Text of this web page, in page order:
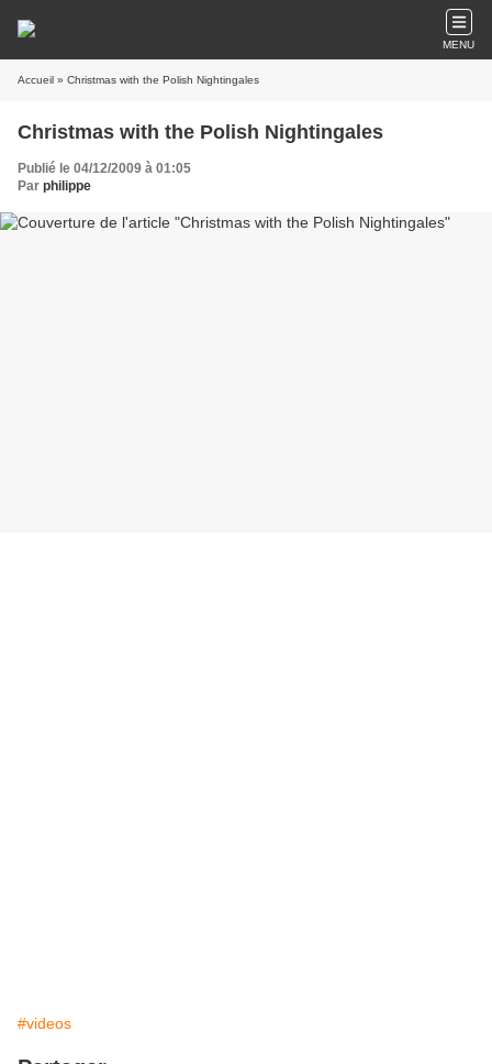
MENU
Accueil » Christmas with the Polish Nightingales
Christmas with the Polish Nightingales
Publié le 04/12/2009 à 01:05
Par philippe
#videos